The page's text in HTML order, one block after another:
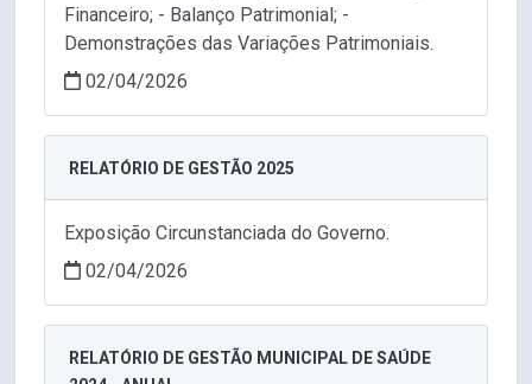
Financeiro; - Balanço Patrimonial; -
Demonstrações das Variações Patrimoniais.
02/04/2026
RELATÓRIO DE GESTÃO 2025
Exposição Circunstanciada do Governo.
02/04/2026
RELATÓRIO DE GESTÃO MUNICIPAL DE SAÚDE